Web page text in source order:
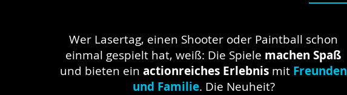
Wer Lasertag, einen Shooter oder Paintball schon
einmal gespielt hat, weiß: Die Spiele machen Spaß
und bieten ein actionreiches Erlebnis mit Freunden
und Familie. Die Neuheit?